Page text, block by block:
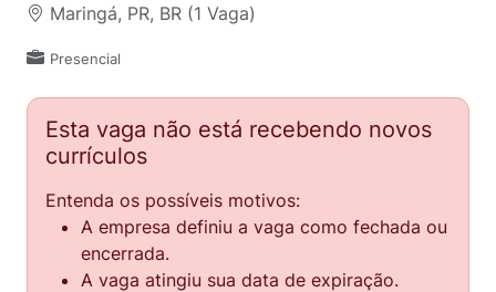
Maringá, PR, BR (1 Vaga)
Presencial
Esta vaga não está recebendo novos
currículos
Entenda os possíveis motivos:
A empresa definiu a vaga como fechada ou
encerrada.
A vaga atingiu sua data de expiração.